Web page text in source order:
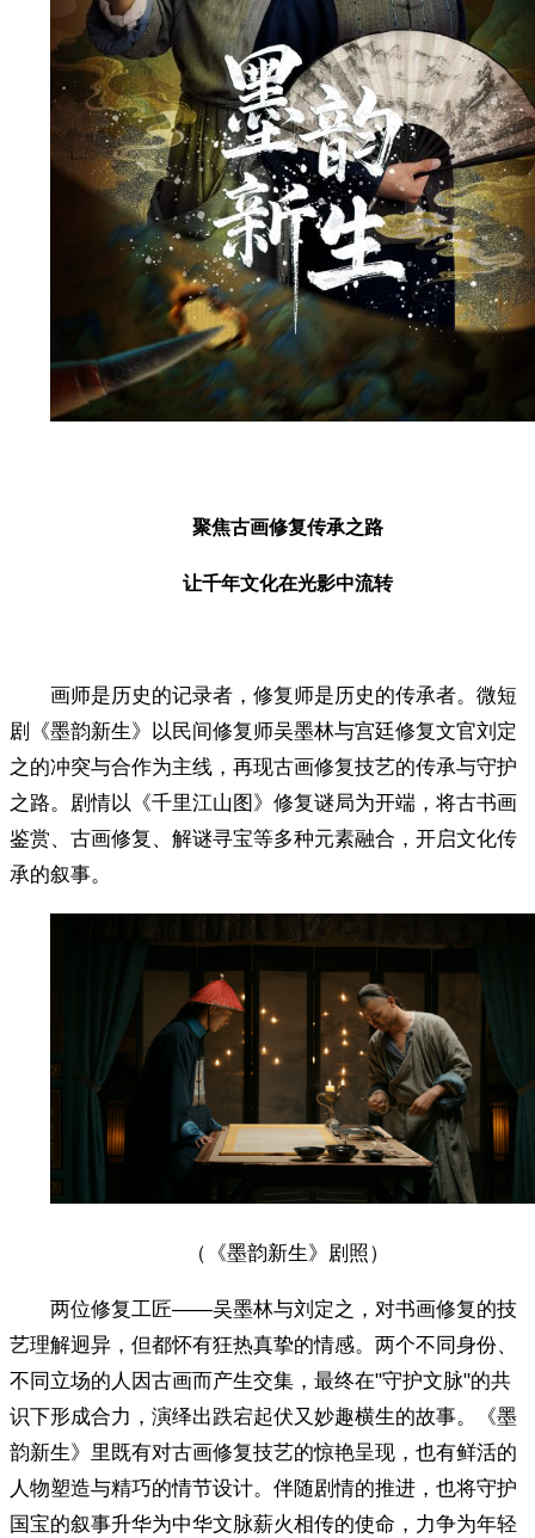
聚焦古画修复传承之路
让千年文化在光影中流转
画师是历史的记录者，修复师是历史的传承者。微短
剧《墨韵新生》以民间修复师吴墨林与宫廷修复文官刘定
之的冲突与合作为主线，再现古画修复技艺的传承与守护
之路。剧情以《千里江山图》修复谜局为开端，将古书画
鉴赏、古画修复、解谜寻宝等多种元素融合，开启文化传
承的叙事。
（《墨韵新生》剧照）
两位修复工匠——吴墨林与刘定之，对书画修复的技
艺理解迥异，但都怀有狂热真挚的情感。两个不同身份、
不同立场的人因古画而产生交集，最终在"守护文脉"的共
识下形成合力，演绎出跌宕起伏又妙趣横生的故事。《墨
韵新生》里既有对古画修复技艺的惊艳呈现，也有鲜活的
人物塑造与精巧的情节设计。伴随剧情的推进，也将守护
国宝的叙事升华为中华文脉薪火相传的使命，力争为年轻